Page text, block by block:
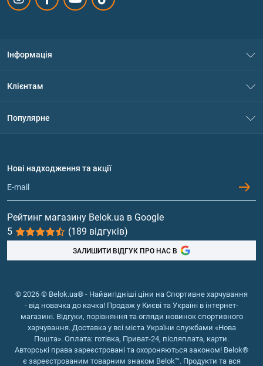
Інформація
Політика конфіденційності
Обмін та повернення
Клієнтам
Популярне
Протеїн
Гейнери
Вітаміни та мінерали
Риб'ячий жир, жирні кислоти
Нові надходження та акції
Рейтинг магазину Belok.ua в Google
5
(189 відгуків)
ЗАЛИШИТИ ВІДГУК ПРО НАС В
© 2026 © Belok.ua® - Найвигідніші ціни на Спортивне харчування
- від новачка до качка! Продаж у Києві та Україні в інтернет-
магазині. Відгуки, порівняння та огляди новинок спортивного
харчування. Доставка у всі міста України службами «Нова
Пошта». Оплата: готівка, Приват-24, післяплата, карти.
Авторські права зареєстровані та охороняються законом! Belok®
є зареєстрованим товарним знаком Belok™. Продукти та вся